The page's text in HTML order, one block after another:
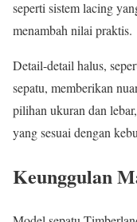
seperti sistem lacing
menambah nilai praktis.
Detail-detail halus,
sepatu, memberikan
pilihan ukuran dan
yang sesuai dengan
Keunggulan